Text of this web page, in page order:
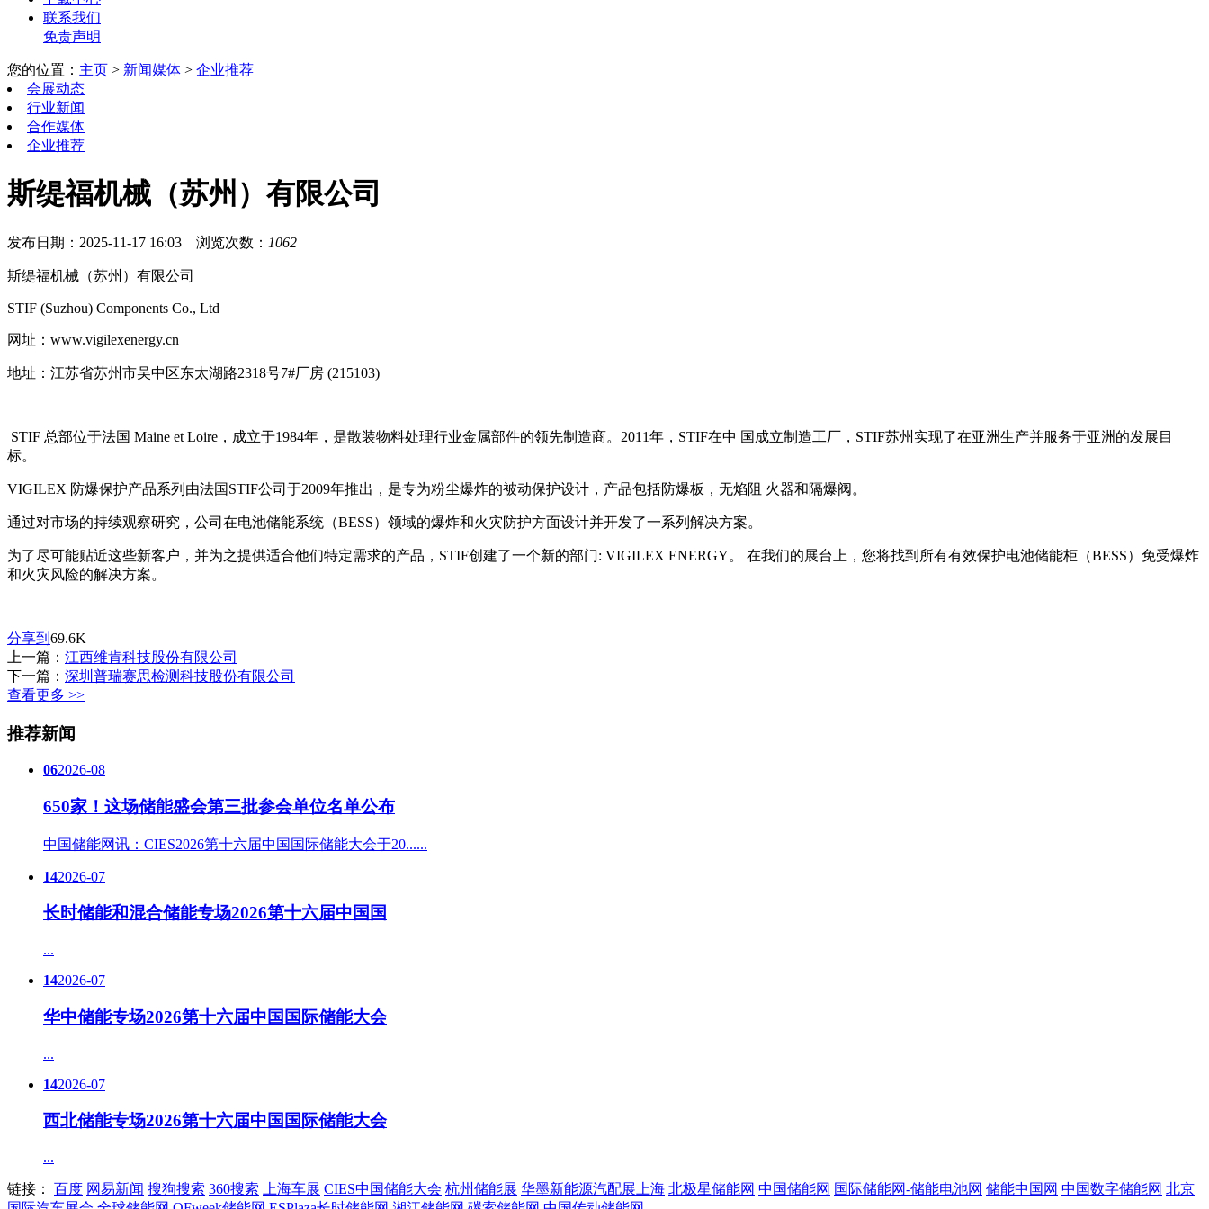
联系我们
免责声明
您的位置： 主页 > 新闻媒体 > 企业推荐
会展动态
行业新闻
合作媒体
企业推荐
斯缇福机械（苏州）有限公司
发布日期：2025-11-17 16:03 浏览次数： 1062
斯缇福机械（苏州）有限公司
STIF (Suzhou) Components Co., Ltd
网址：www.vigilexenergy.cn
地址：江苏省苏州市吴中区东太湖路2318号7#厂房 (215103)
STIF 总部位于法国 Maine et Loire，成立于1984年，是散装物料处理行业金属部件的领先制造商。2011年，STIF在中 国成立制造工厂，STIF苏州实现了在亚洲生产并服务于亚洲的发展目
标。
VIGILEX 防爆保护产品系列由法国STIF公司于2009年推出，是专为粉尘爆炸的被动保护设计，产品包括防爆板，无焰阻 火器和隔爆阀。
通过对市场的持续观察研究，公司在电池储能系统（BESS）领域的爆炸和火灾防护方面设计并开发了一系列解决方案。
为了尽可能贴近这些新客户，并为之提供适合他们特定需求的产品，STIF创建了一个新的部门: VIGILEX ENERGY。 在我们的展台上，您将找到所有有效保护电池储能柜（BESS）免受爆炸
和火灾风险的解决方案。
分享到 69.6K
上一篇： 江西维肯科技股份有限公司
下一篇： 深圳普瑞赛思检测科技股份有限公司
查看更多 >>
推荐新闻
062026-08
650家！这场储能盛会第三批参会单位名单公布
中国储能网讯：CIES2026第十六届中国国际储能大会于20......
142026-07
长时储能和混合储能专场2026第十六届中国国
...
142026-07
华中储能专场2026第十六届中国国际储能大会
...
142026-07
西北储能专场2026第十六届中国国际储能大会
...
链接： 百度 网易新闻 搜狗搜索 360搜索 上海车展 CIES中国储能大会 杭州储能展 华墨新能源汽配展上海 北极星储能网 中国储能网 国际储能网-储能电池网 储能中国网 中国数字储能网 北京